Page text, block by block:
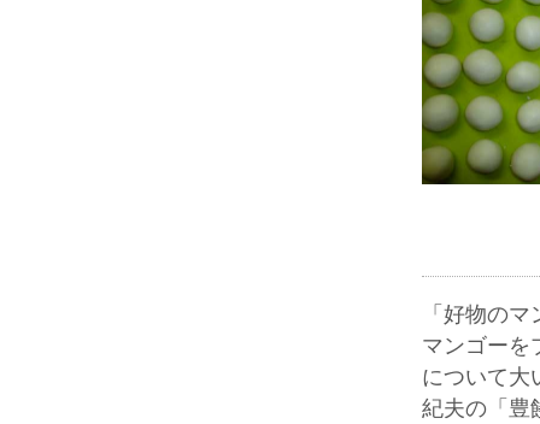
「好物の
マンゴーを
について大
紀夫の「豊